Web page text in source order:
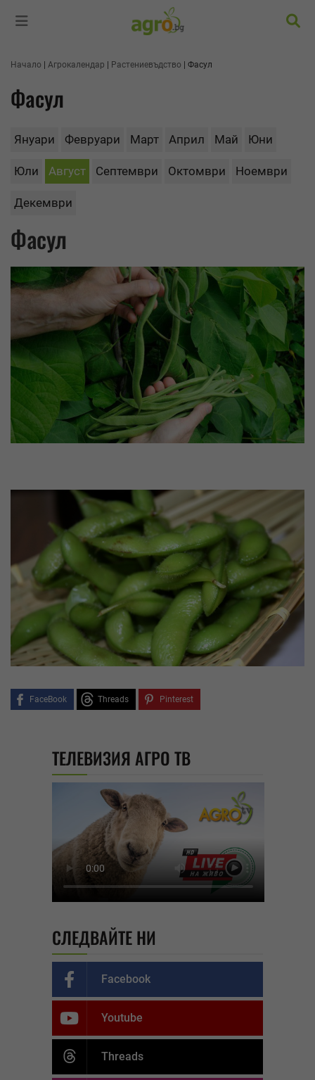
Начало Агрокалендар Растениевъдство Фасул
Фасул
Януари Февруари Март Април Май Юни
Юли Август Септември Октомври Ноември
Декември
Фасул
FaceBook Threads Pinterest
ТЕЛЕВИЗИЯ АГРО ТВ
СЛЕДВАЙТЕ НИ
Facebook
Youtube
Threads